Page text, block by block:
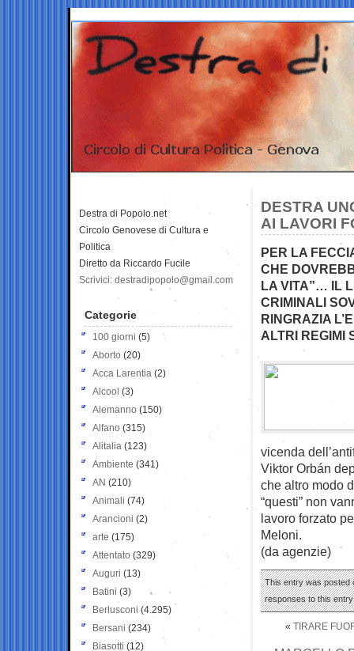
DESTRA
AI LAVORI
PER LA
CHE
LA VITA”… IL
CRIMINALI
RINGRAZIA
ALTRI REGIMI
vicenda
Viktor Orbán
che altro modo
“questi” non
lavoro forzato
Meloni.
(da agenzie)
This entry was posted
responses to this
« TIRARE
Destra di Popolo.net
Circolo Genovese di Cultura e
Politica
Diretto da Riccardo Fucile
Scrivici: destradipopolo@gmail.com
Categorie
100 giorni (5)
Aborto (20)
Acca Larentia (2)
Alcool (3)
Alemanno (150)
Alfano (315)
Alitalia (123)
Ambiente (341)
AN (210)
Animali (74)
Arancioni (2)
arte (175)
Attentato (329)
Auguri (13)
Batini (3)
Berlusconi (4.295)
Bersani (234)
Biasotti (12)